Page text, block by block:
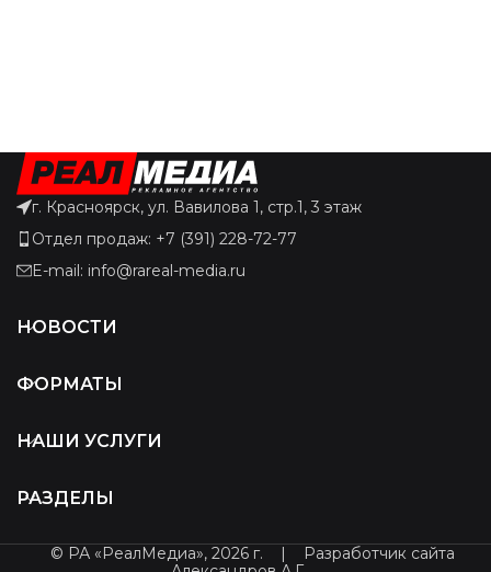
г. Красноярск, ул. Вавилова 1, стр.1, 3 этаж
Отдел продаж: +7 (391) 228-72-77
E-mail: info@rareal-media.ru
НОВОСТИ
ФОРМАТЫ
НАШИ УСЛУГИ
РАЗДЕЛЫ
© РА «РеалМедиа», 2026 г. |
Разработчик сайта